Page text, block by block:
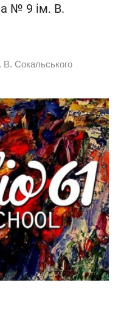
№ 9 ім. В.
Сокальського